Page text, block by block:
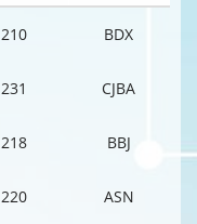
210 BDX
231 CJBA
218 BBJ
220 ASN